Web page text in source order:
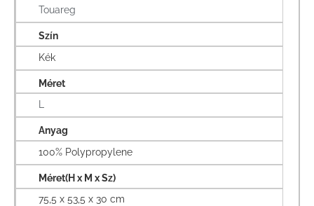
Touareg
Szín
Kék
Méret
L
Anyag
100% Polypropylene
Méret(H x M x Sz)
75,5 x 53,5 x 30 cm